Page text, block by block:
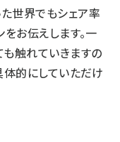
世界でもシェア率
お伝えします。一
触れていきますの
体的にしていただけ